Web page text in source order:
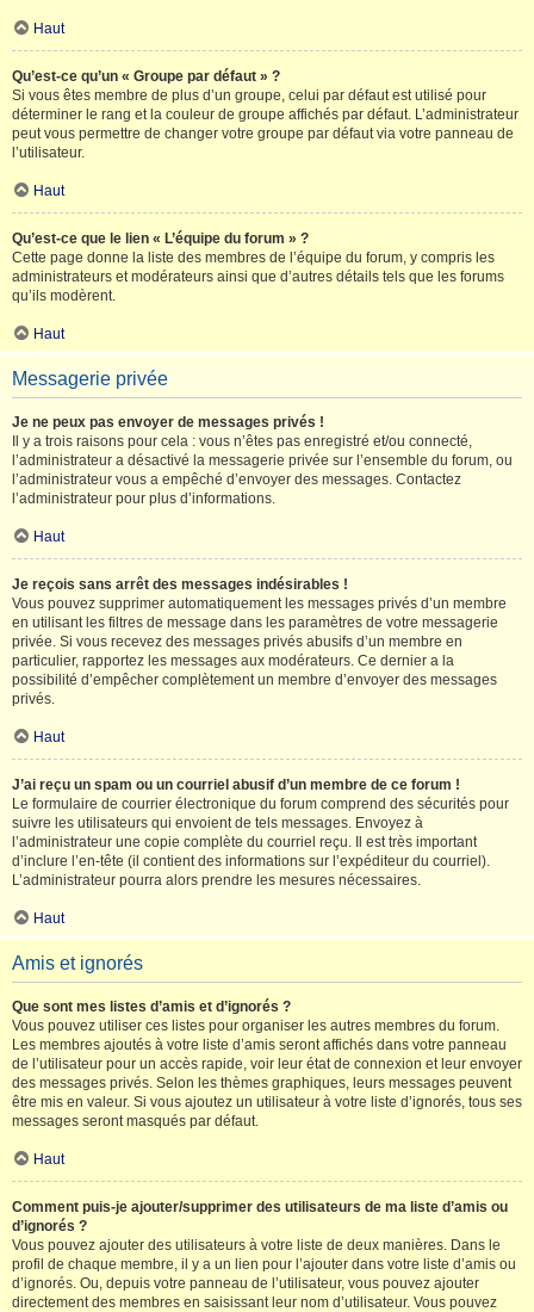
Haut
Qu’est-ce qu’un « Groupe par défaut » ?
Si vous êtes membre de plus d’un groupe, celui par défaut est utilisé pour
déterminer le rang et la couleur de groupe affichés par défaut. L’administrateur
peut vous permettre de changer votre groupe par défaut via votre panneau de
l’utilisateur.
Haut
Qu’est-ce que le lien « L’équipe du forum » ?
Cette page donne la liste des membres de l’équipe du forum, y compris les
administrateurs et modérateurs ainsi que d’autres détails tels que les forums
qu’ils modèrent.
Haut
Messagerie privée
Je ne peux pas envoyer de messages privés !
Il y a trois raisons pour cela : vous n’êtes pas enregistré et/ou connecté,
l’administrateur a désactivé la messagerie privée sur l’ensemble du forum, ou
l’administrateur vous a empêché d’envoyer des messages. Contactez
l’administrateur pour plus d’informations.
Haut
Je reçois sans arrêt des messages indésirables !
Vous pouvez supprimer automatiquement les messages privés d’un membre
en utilisant les filtres de message dans les paramètres de votre messagerie
privée. Si vous recevez des messages privés abusifs d’un membre en
particulier, rapportez les messages aux modérateurs. Ce dernier a la
possibilité d’empêcher complètement un membre d’envoyer des messages
privés.
Haut
J’ai reçu un spam ou un courriel abusif d’un membre de ce forum !
Le formulaire de courrier électronique du forum comprend des sécurités pour
suivre les utilisateurs qui envoient de tels messages. Envoyez à
l’administrateur une copie complète du courriel reçu. Il est très important
d’inclure l’en-tête (il contient des informations sur l’expéditeur du courriel).
L’administrateur pourra alors prendre les mesures nécessaires.
Haut
Amis et ignorés
Que sont mes listes d’amis et d’ignorés ?
Vous pouvez utiliser ces listes pour organiser les autres membres du forum.
Les membres ajoutés à votre liste d’amis seront affichés dans votre panneau
de l’utilisateur pour un accès rapide, voir leur état de connexion et leur envoyer
des messages privés. Selon les thèmes graphiques, leurs messages peuvent
être mis en valeur. Si vous ajoutez un utilisateur à votre liste d’ignorés, tous ses
messages seront masqués par défaut.
Haut
Comment puis-je ajouter/supprimer des utilisateurs de ma liste d’amis ou
d’ignorés ?
Vous pouvez ajouter des utilisateurs à votre liste de deux manières. Dans le
profil de chaque membre, il y a un lien pour l’ajouter dans votre liste d’amis ou
d’ignorés. Ou, depuis votre panneau de l’utilisateur, vous pouvez ajouter
directement des membres en saisissant leur nom d’utilisateur. Vous pouvez